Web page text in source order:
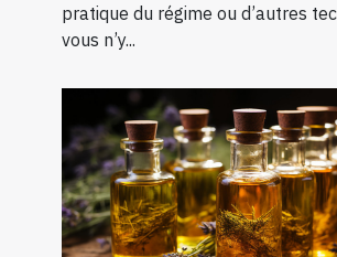
pratique du régime ou d’autres
vous n’y...